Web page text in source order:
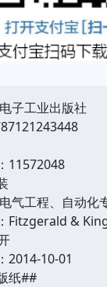
子工业出版社
11572048
气工程、自动化
Fitzgerald &
2014-10-01
纸##